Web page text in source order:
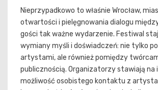
Nieprzypadkowo to właśnie Wrocław,
otwartości i pielęgnowania dialogu
gości tak ważne wydarzenie. Festiwal
wymiany myśli i doświadczeń: nie tylko
artystami, ale również pomiędzy
publicznością. Organizatorzy stawiają na
możliwość osobistego kontaktu z